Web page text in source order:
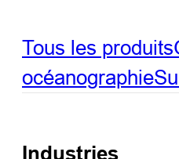
Tous les produits
océanographie
Industries